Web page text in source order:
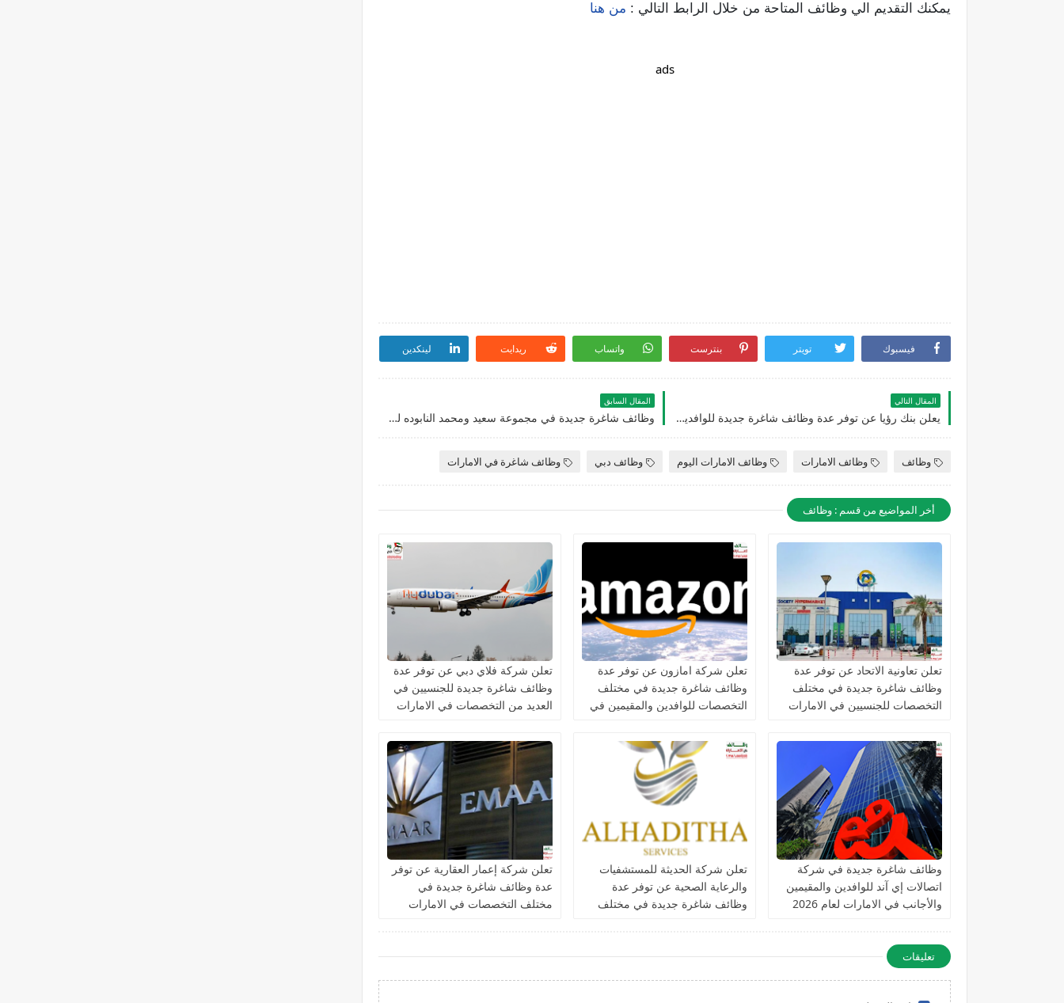
يمكنك التقديم الي وظائف المتاحة من خلال الرابط التالي : من هنا
ads
فيسبوك تويتر بنترست واتساب ريدايت لينكدين
المقال التالي
يعلن بنك رؤيا عن توفر عدة وظائف شاغرة جديدة للوافدين والأجانب في العديد من التخصصات في دبي بالامارات
المقال السابق
وظائف شاغرة جديدة في ‏مجموعة سعيد ومحمد النابوده لمختلف التخصصات للوافدين والمقيمين في الامارات
وظائف وظائف الامارات وظائف الامارات اليوم وظائف دبي وظائف شاغرة في الامارات
أخر المواضيع من قسم : وظائف
تعلن تعاونية الاتحاد عن توفر عدة
وظائف شاغرة جديدة في مختلف
التخصصات للجنسيين في الامارات
تعلن شركة امازون عن توفر عدة
وظائف شاغرة جديدة في مختلف
التخصصات للوافدين والمقيمين في
تعلن شركة فلاي دبي عن توفر عدة
وظائف شاغرة جديدة للجنسيين في
العديد من التخصصات في الامارات
وظائف شاغرة جديدة في شركة
اتصالات إي آند للوافدين والمقيمين
والأجانب في الامارات لعام 2026
تعلن شركة الحديثة للمستشفيات
والرعاية الصحية عن توفر عدة
وظائف شاغرة جديدة في مختلف
تعلن شركة إعمار العقارية عن توفر
عدة وظائف شاغرة جديدة في
مختلف التخصصات في الامارات
تعليقات